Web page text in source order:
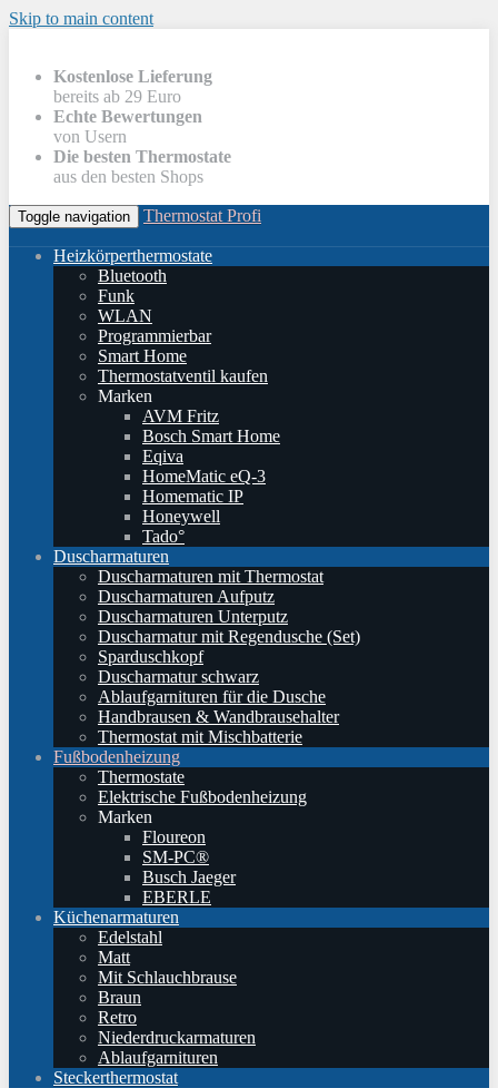
Skip to main content
Kostenlose Lieferung
bereits ab 29 Euro
Echte Bewertungen
von Usern
Die besten Thermostate
aus den besten Shops
Toggle navigation Thermostat Profi
Heizkörperthermostate
Bluetooth
Funk
WLAN
Programmierbar
Smart Home
Thermostatventil kaufen
Marken
AVM Fritz
Bosch Smart Home
Eqiva
HomeMatic eQ-3
Homematic IP
Honeywell
Tado°
Duscharmaturen
Duscharmaturen mit Thermostat
Duscharmaturen Aufputz
Duscharmaturen Unterputz
Duscharmatur mit Regendusche (Set)
Sparduschkopf
Duscharmatur schwarz
Ablaufgarnituren für die Dusche
Handbrausen & Wandbrausehalter
Thermostat mit Mischbatterie
Fußbodenheizung
Thermostate
Elektrische Fußbodenheizung
Marken
Floureon
SM-PC®
Busch Jaeger
EBERLE
Küchenarmaturen
Edelstahl
Matt
Mit Schlauchbrause
Braun
Retro
Niederdruckarmaturen
Ablaufgarnituren
Steckerthermostat